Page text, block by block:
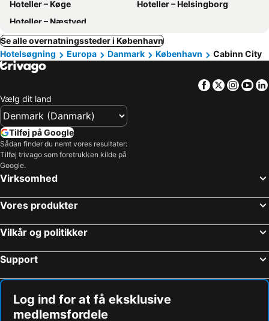
Hoteller – Køge
Hoteller – Helsingborg
Hoteller – Næstved
Se alle overnatningssteder i København
Hotelsøgning
Europa Danmark København Cabinn City
Facebook
Twitter
Vælg dit land
Tilføj på Google
Sådan finder du nemt vores resultater:
Tilføj trivago som foretrukken kilde på
Google.
Virksomhed
Vores produkter
Vilkår og politikker
Support
Log ind for at få eksklusive
medlemsfordele